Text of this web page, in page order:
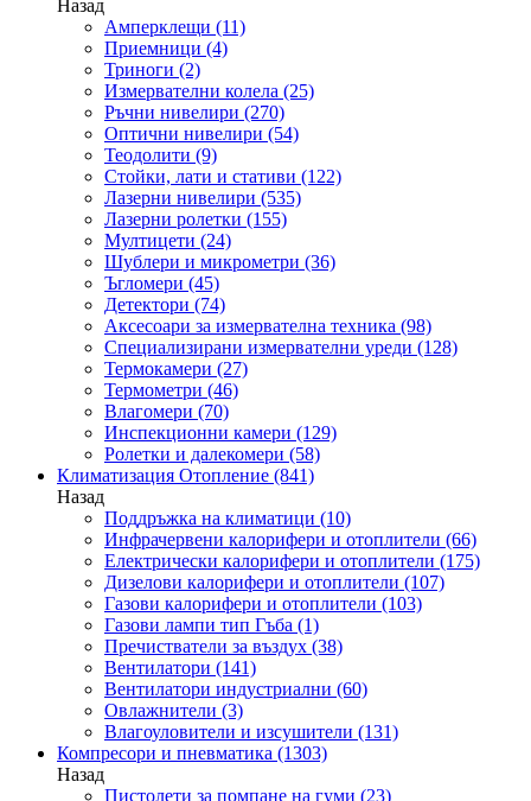
Назад
Амперклещи (11)
Приемници (4)
Триноги (2)
Измервателни колела (25)
Ръчни нивелири (270)
Оптични нивелири (54)
Теодолити (9)
Стойки, лати и стативи (122)
Лазерни нивелири (535)
Лазерни ролетки (155)
Мултицети (24)
Шублери и микрометри (36)
Ъгломери (45)
Детектори (74)
Аксесоари за измервателна техника (98)
Специализирани измервателни уреди (128)
Термокамери (27)
Термометри (46)
Влагомери (70)
Инспекционни камери (129)
Ролетки и далекомери (58)
Климатизация Отопление (841)
Назад
Поддръжка на климатици (10)
Инфрачервени калорифери и отоплители (66)
Електрически калорифери и отоплители (175)
Дизелови калорифери и отоплители (107)
Газови калорифери и отоплители (103)
Газови лампи тип Гъба (1)
Пречистватели за въздух (38)
Вентилатори (141)
Вентилатори индустриални (60)
Овлажнители (3)
Влагоуловители и изсушители (131)
Компресори и пневматика (1303)
Назад
Пистолети за помпане на гуми (23)